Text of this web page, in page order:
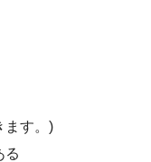
ます。)
る